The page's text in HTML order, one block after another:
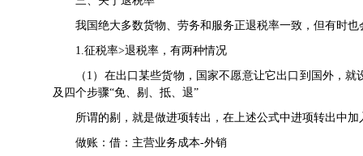
我国绝大多数货物、劳务和服务正退税率一致，但有时
1.征税率>退税率，有两种情况
（1）在出口某些货物，国家不愿意让它出口到国外，
及四个步骤“免、剔、抵、退”
所谓的剔，就是做进项转出，在上述公式中进项转出中
做账：借：主营业务成本-外销